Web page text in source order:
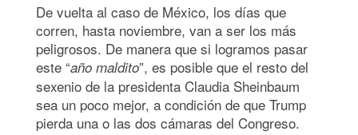
De vuelta al caso de México, los días que
corren, hasta noviembre, van a ser los más
peligrosos. De manera que si logramos pasar
este “año maldito”, es posible que el resto del
sexenio de la presidenta Claudia Sheinbaum
sea un poco mejor, a condición de que Trump
pierda una o las dos cámaras del Congreso.